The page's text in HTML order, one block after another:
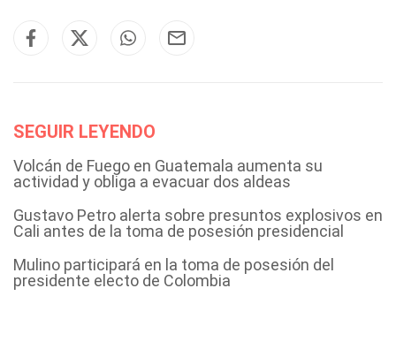
SEGUIR LEYENDO
Volcán de Fuego en Guatemala aumenta su
actividad y obliga a evacuar dos aldeas
Gustavo Petro alerta sobre presuntos explosivos en
Cali antes de la toma de posesión presidencial
Mulino participará en la toma de posesión del
presidente electo de Colombia